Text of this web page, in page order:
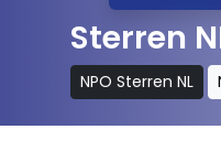
Sterren
NPO Sterren NL